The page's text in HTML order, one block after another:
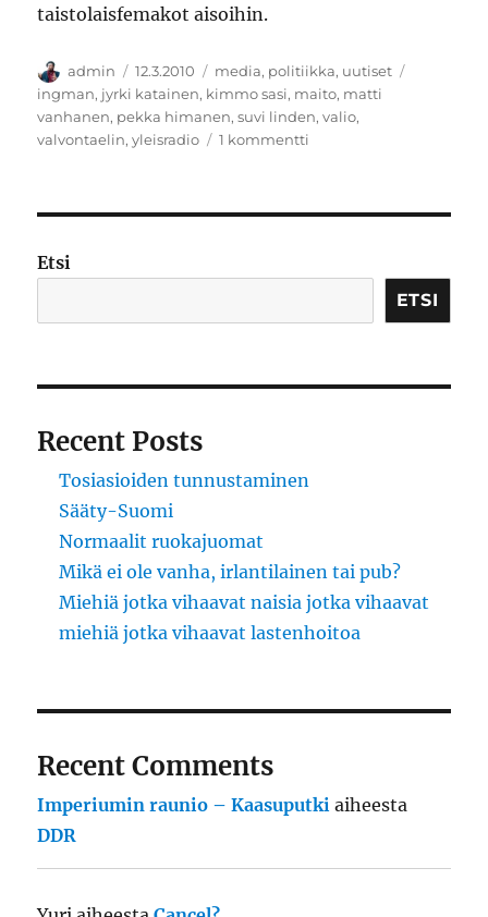
taistolaisfemakot aisoihin.
Kirjoittaja
admin Julkaistu
12.3.2010 Kategoriat
media, politiikka, uutiset
ingman, jyrki katainen, kimmo sasi, maito, matti
vanhanen, pekka himanen,suvi linden,valio,
valvontaelin,yleisradio 1 kommentti
intoleranssiin?
Etsi
ETSI
Recent Posts
Tosiasioiden tunnustaminen
Sääty-Suomi
Normaalit ruokajuomat
Mikä ei ole vanha, irlantilainen tai pub?
Miehiä jotka vihaavat naisia jotka vihaavat
miehiä jotka vihaavat lastenhoitoa
Recent Comments
Imperiumin raunio – Kaasuputki aiheesta
DDR